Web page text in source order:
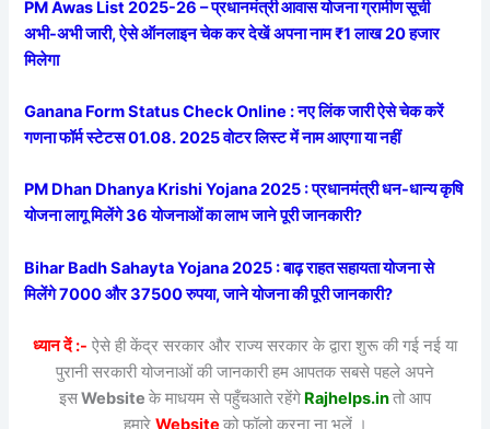
PM Awas List 2025-26 – प्रधानमंत्री आवास योजना ग्रामीण सूची
अभी-अभी जारी, ऐसे ऑनलाइन चेक कर देखें अपना नाम ₹1 लाख 20 हजार
मिलेगा
Ganana Form Status Check Online : नए लिंक जारी ऐसे चेक करें
गणना फॉर्म स्टेटस 01.08. 2025 वोटर लिस्ट में नाम आएगा या नहीं
PM Dhan Dhanya Krishi Yojana 2025 : प्रधानमंत्री धन-धान्य कृषि
योजना लागू मिलेंगे 36 योजनाओं का लाभ जाने पूरी जानकारी?
Bihar Badh Sahayta Yojana 2025 : बाढ़ राहत सहायता योजना से
मिलेंगे 7000 और 37500 रुपया, जाने योजना की पूरी जानकारी?
ध्यान दें :- ऐसे ही केंद्र सरकार और राज्य सरकार के द्वारा शुरू की गई नई या
पुरानी सरकारी योजनाओं की जानकारी हम आपतक सबसे पहले अपने
इसWebsite के माधयम से पहुँचआते रहेंगे Rajhelps.inतो आप
हमारे Website को फॉलो करना ना भूलें ।